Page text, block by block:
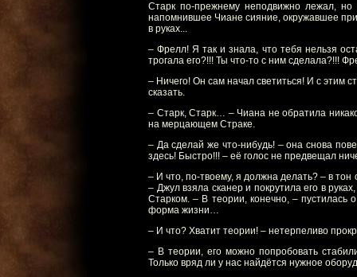
Старк по-прежнему неподвижно лежал, но
напомнившее Чиане сияние, окружавшее
в руках...
– Фрелл! Я так и знала, что тебя нельзя
трогала его?!!! Ты что-то с ним сделала?!!!
– Ничего! Он сам начал светиться! И с этим
сказать.
– Старк, Старк… – Чиана не обратила
на мерцающем Страке.
– Да сделай же что-нибудь! – она снова
здесь! Быстро!!! – её голос не предвещал
– И что, по-твоему, я должна делать? – в
– Джул взяла сканер и покрутила его в
Старком. – В теории, конечно, – пустилась
форма жизни…
– И что? Хватит теории! – нетерпеливо
– В теории, его можно попробовать
Только вряд ли у нас найдётся нужное